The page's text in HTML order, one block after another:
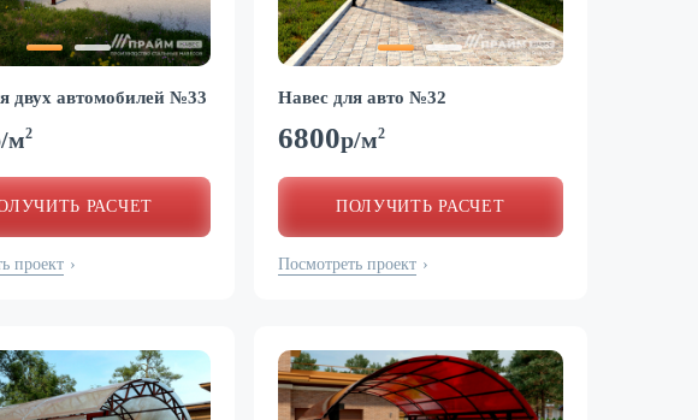
двух автомобилей №33
м2
РАСЧЕТ
проект ›
Навес для авто №32
6800р/м2
ПОЛУЧИТЬ РАСЧЕТ
Посмотреть проект ›